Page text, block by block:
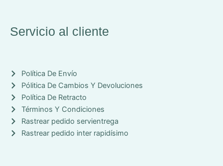
b
k
Servicio al cliente
Política De Envío
Pólitica De Cambios Y Devoluciones
Política De Retracto
Términos Y Condiciones
Rastrear pedido servientrega
Rastrear pedido inter rapidísimo